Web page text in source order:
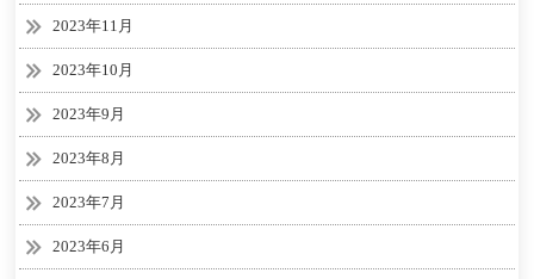
2023年11月
2023年10月
2023年9月
2023年8月
2023年7月
2023年6月